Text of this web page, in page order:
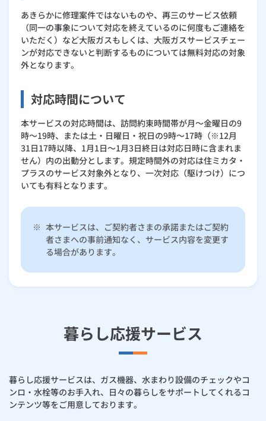
あきらかに修理案件ではないものや、再三のサービス依頼
（同一の事象について対応を終えているのに何度もご連絡を
いただく）など大阪ガスもしくは、大阪ガスサービスチェー
ンが対応できないと判断するものについては無料対応の対象
外となります。
対応時間について
本サービスの対応時間は、訪問約束時間帯が月～金曜日の9
時～19時、または土・日曜日・祝日の9時～17時（※12月
31日17時以降、1月1日～1月3日終日は対応日時に含まれま
せん）内の出動分とします。規定時間外の対応は住ミカタ・
プラスのサービス対象外となり、一次対応（駆けつけ）につ
いても有料となります。
※ 本サービスは、ご契約者さまの承諾またはご契約
者さまへの事前通知なく、サービス内容を変更す
る場合があります。
暮らし応援サービス
暮らし応援サービスは、ガス機器、水まわり設備のチェックやコ
ンロ・水栓等のお手入れ、日々の暮らしをサポートしてくれるコ
ンテンツ等をご用意しております。